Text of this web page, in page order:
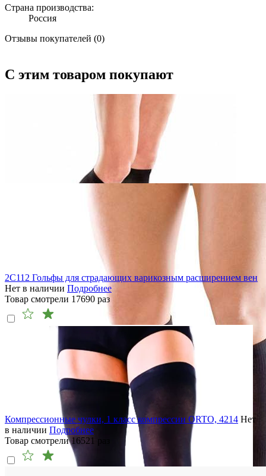
Страна производства:
Россия
Отзывы покупателей (0)
С этим товаром покупают
2C112 Гольфы для страдающих варикозным расширением вен
Нет в наличии Подробнее
Товар смотрели 17690 раз
Компрессионные чулки, 1 класс компрессии ORTO, 4214 Нет
в наличии Подробнее
Товар смотрели16521